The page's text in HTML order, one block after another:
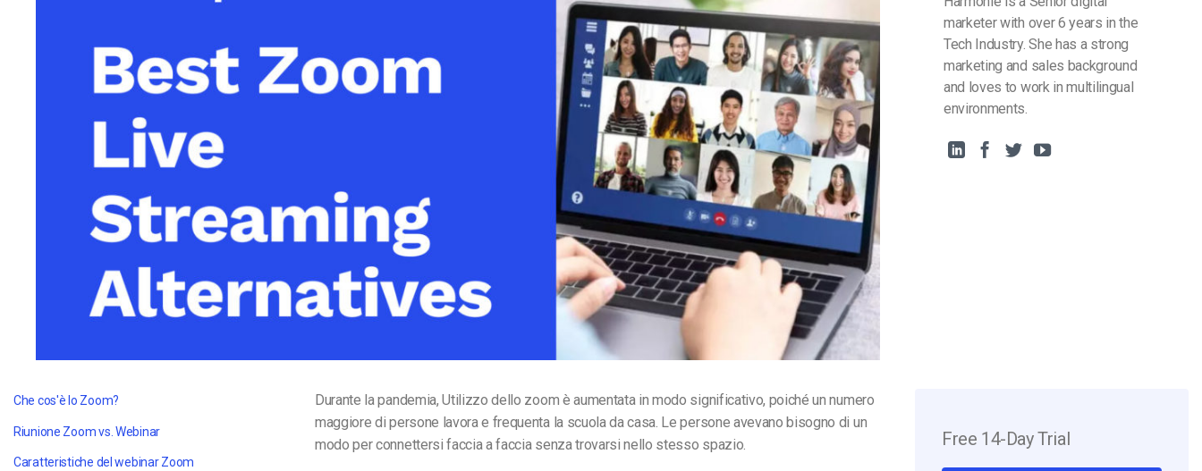
Privacy e Sicurezza
Monetizzazione Video
marketer with over 6 years in the
Tech Industry. She has a strong
marketing and sales background
and loves to work in multilingual
environments.
Che cos'è lo Zoom?
Riunione Zoom vs. Webinar
Caratteristiche del webinar Zoom
Durante la pandemia,Utilizzo dello zoom è aumentata in modo significativo, poiché un numero
maggiore di persone lavora e frequenta la scuola da casa. Le persone avevano bisogno di un
modo per connettersi faccia a faccia senza trovarsi nello stesso spazio.
Free 14-Day Trial